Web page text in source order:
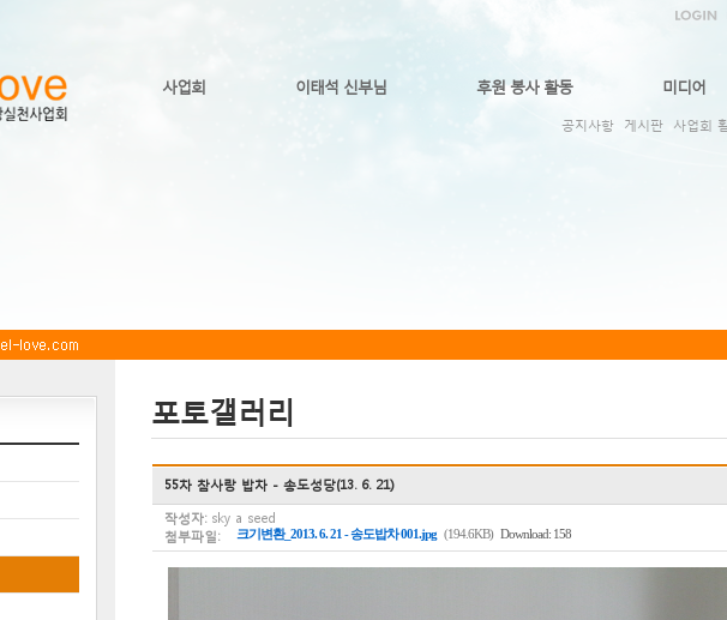
사업회 이태석 신부님 후원 봉사 활동 미디어
공지사항 게시판 사업회
포토갤러리
55차 참사랑 밥차 - 송도성당(13. 6. 21)
작성자:sky a seed
첨부파일:
크기변환_2013. 6. 21 - 송도밥차 001.jpg (194.6KB) Download: 158